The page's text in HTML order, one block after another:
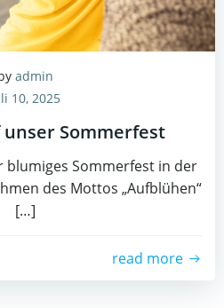
admin
10, 2025
Sommerfest
blumiges Sommerfest in der
des Mottos „Aufblühen“
[…]
read more